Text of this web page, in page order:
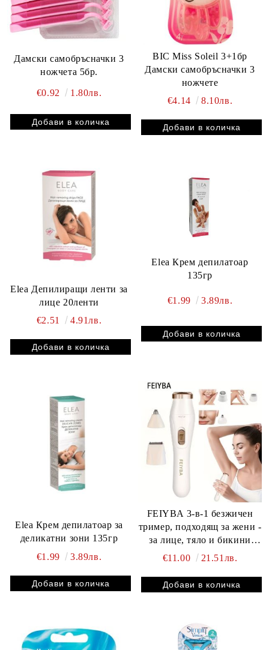
Дамски самобръсначки 3
ножчета 5бр.
€0.92 1.80лв.
BIC Miss Soleil 3+1бр
Дамски самобръсначки 3
ножчете
€4.14
8.10лв.
Elea Депилиращи ленти за
лице 20ленти
€2.51
4.91лв.
Elea Крем депилатоар
135гр
€1.99 3.89лв.
Elеа Крем депилатоар за
деликатни зони 135гр
€1.99
3.89лв.
FEIYBA 3-в-1 безжичен
тример, подходящ за жени -
за лице, тяло и бикини
зона
€11.00 21.51лв.